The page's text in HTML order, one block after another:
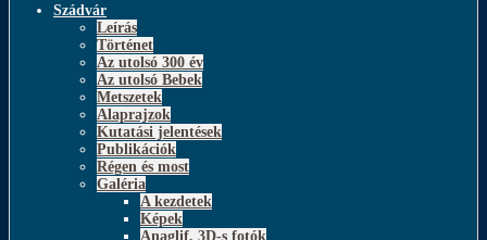
Szádvár
Leírás
Történet
Az utolsó 300 év
Az utolsó Bebek
Metszetek
Alaprajzok
Kutatási jelentések
Publikációk
Régen és most
Galéria
A kezdetek
Képek
Anaglif, 3D-s fotók